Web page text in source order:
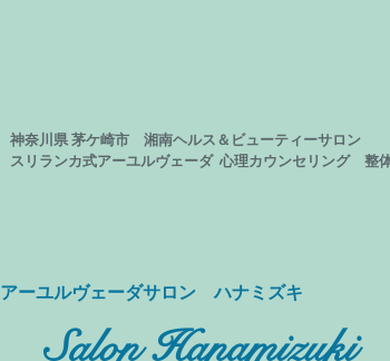
神奈川県 茅ケ崎市 湘南ヘルス＆ビューティーサロン
スリランカ式アーユルヴェーダ 心理カウンセリング 整
​アーユルヴェーダサロン ハナミズキ
Salon Hanamizuki